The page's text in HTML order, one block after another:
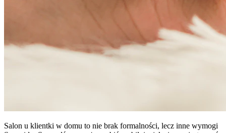
Salon u klientki w domu to nie brak formalności, lecz inne wymogi